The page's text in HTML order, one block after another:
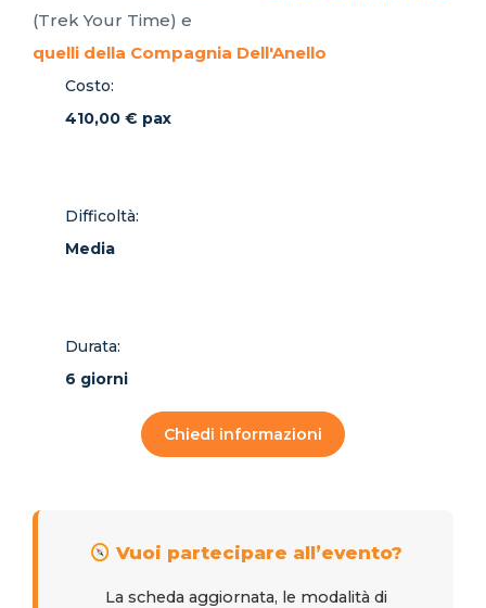
(Trek Your Time) e
quelli della Compagnia Dell'Anello
Costo:
410,00 € pax
Difficoltà:
Media
Durata:
6 giorni
Chiedi informazioni
Vuoi partecipare all’evento?
La scheda aggiornata, le modalità di